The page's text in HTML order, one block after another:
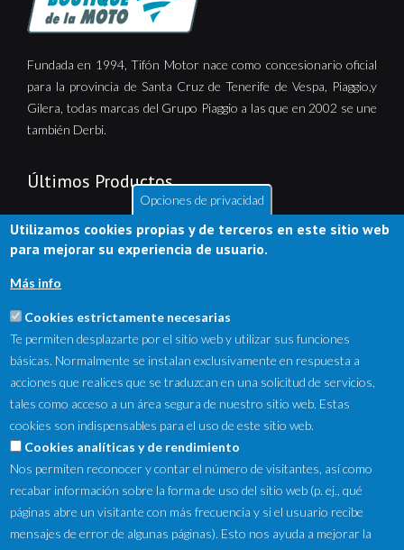
Fundada en 1994, Tifón Motor nace como concesionario oficial
para la provincia de Santa Cruz de Tenerife de Vespa, Piaggio,y
Gilera, todas marcas del Grupo Piaggio a las que en 2002 se une
también Derbi.
Últimos Productos
NewsLetter
Opciones de privacidad
Utilizamos cookies propias y de terceros en este sitio web
para mejorar su experiencia de usuario.
Más info
Cookies estrictamente necesarias
Te permiten desplazarte por el sitio web y utilizar sus funciones
básicas. Normalmente se instalan exclusivamente en respuesta a
acciones que realices que se traduzcan en una solicitud de servicios,
tales como acceso a un área segura de nuestro sitio web. Estas
cookies son indispensables para el uso de este sitio web.
Cookies analíticas y de rendimiento
Nos permiten reconocer y contar el número de visitantes, así como
recabar información sobre la forma de uso del sitio web (p. ej., qué
páginas abre un visitante con más frecuencia y si el usuario recibe
mensajes de error de algunas páginas). Esto nos ayuda a mejorar la